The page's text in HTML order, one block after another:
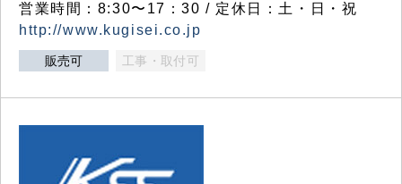
営業時間：8:30〜17：30 / 定休日：土・日・祝
http://www.kugisei.co.jp
販売可 工事・取付可